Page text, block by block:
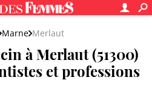
Marne Merlaut
à Merlaut (51300)
et professions